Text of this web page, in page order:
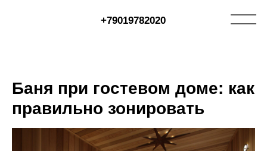
+79019782020
Баня при гостевом доме: как
правильно зонировать